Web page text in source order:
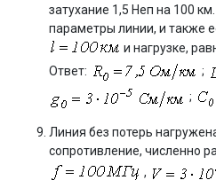
затухание 1,5 Неп на 100
параметры линии, и также
и нагрузке,
Ответ:
;
;
Линия без потерь
сопротивление, численно
,